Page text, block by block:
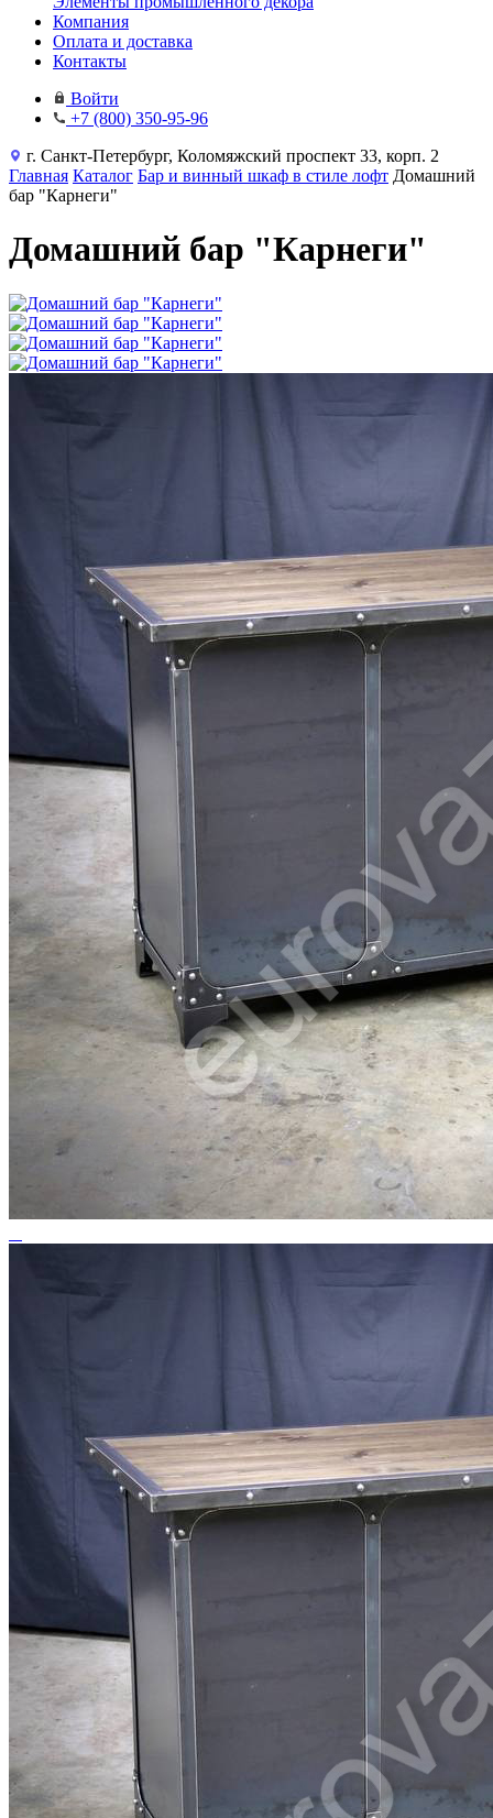
Компания
Оплата и доставка
Контакты
Войти
+7 (800) 350-95-96
г. Санкт-Петербург, Коломяжский проспект 33, корп. 2
Главная Каталог Бар и винный шкаф в стиле лофт Домашний
бар "Карнеги"
Домашний бар "Карнеги"